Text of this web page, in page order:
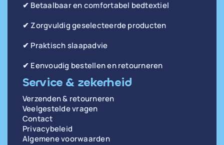
✔ Betaalbaar en comfortabel bedtextiel
✔ Zorgvuldig geselecteerde producten
✔ Praktisch slaapadvie
✔ Eenvoudig bestellen en retourneren
Service & zekerheid
Verzenden & retourneren
Veelgestelde vragen
Contact
Privacybeleid
Algemene voorwaarden